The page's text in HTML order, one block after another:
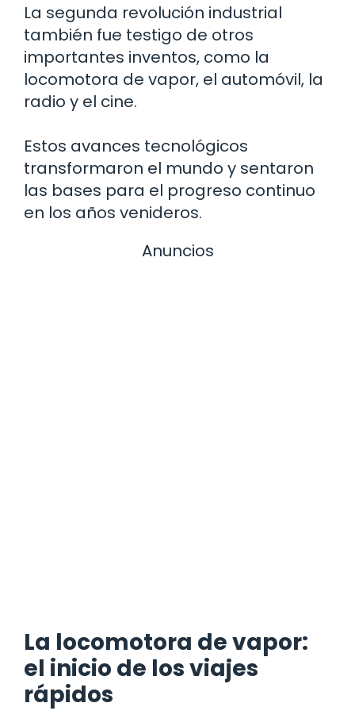
La segunda revolución industrial
también fue testigo de otros
importantes inventos, como la
locomotora de vapor, el automóvil, la
radio y el cine.
Estos avances tecnológicos
transformaron el mundo y sentaron
las bases para el progreso continuo
en los años venideros.
Anuncios
La locomotora de vapor:
el inicio de los viajes
rápidos